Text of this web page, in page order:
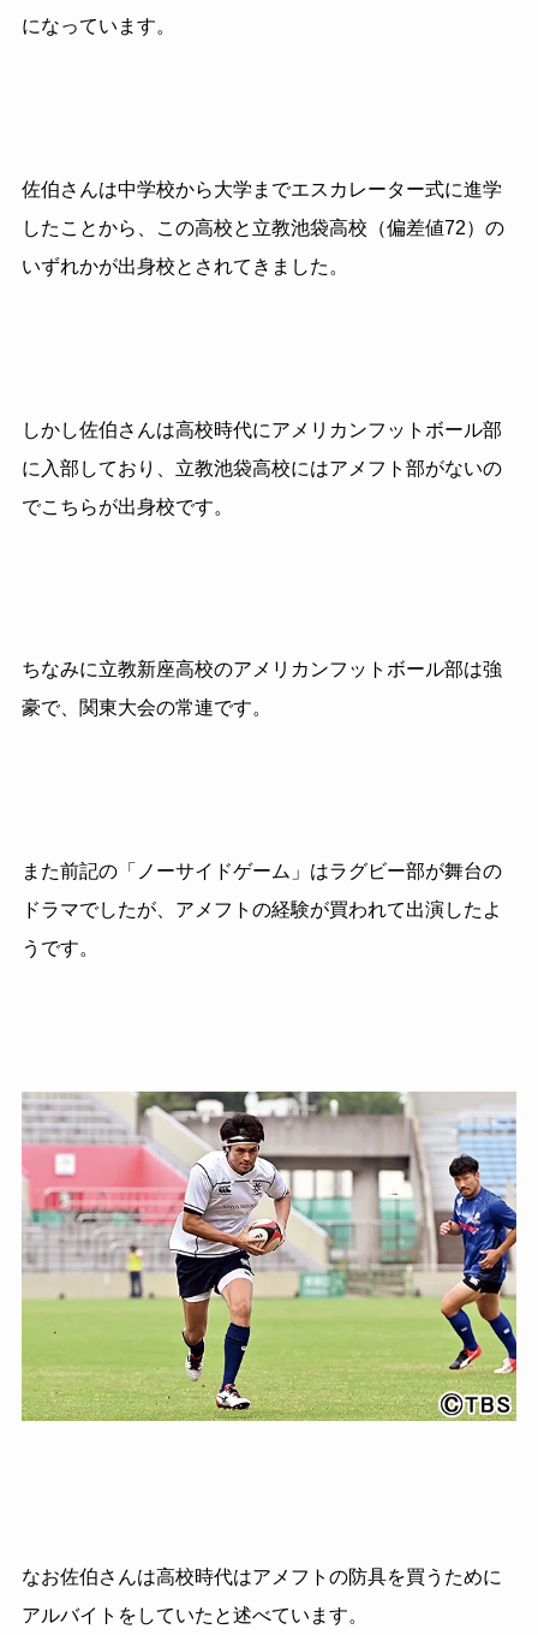
になっています。
佐伯さんは中学校から大学までエスカレーター式に進学
したことから、この高校と立教池袋高校（偏差値72）の
いずれかが出身校とされてきました。
しかし佐伯さんは高校時代にアメリカンフットボール部
に入部しており、立教池袋高校にはアメフト部がないの
でこちらが出身校です。
ちなみに立教新座高校のアメリカンフットボール部は強
豪で、関東大会の常連です。
また前記の「ノーサイドゲーム」はラグビー部が舞台の
ドラマでしたが、アメフトの経験が買われて出演したよ
うです。
なお佐伯さんは高校時代はアメフトの防具を買うために
アルバイトをしていたと述べています。